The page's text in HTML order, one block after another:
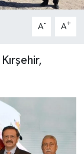
A- A+